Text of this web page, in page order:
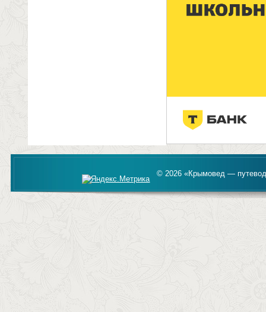
© 2026 «Крымовед —